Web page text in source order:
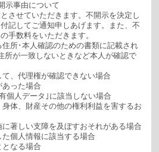
示事由について
させていただきます。不開示を決定し
記してご通知申しあげます。また、不
手数料をいただきます。
住所･本人確認のための書類に記載され
所が一致しないときなど本人が確認で
て、代理権が確認できない場合
あった場合
個人データ｣に該当しない場合
身体、財産その他の権利利益を害するお
に著しい支障を及ぼすおそれがある場合
た個人情報に該当する場合
となる場合